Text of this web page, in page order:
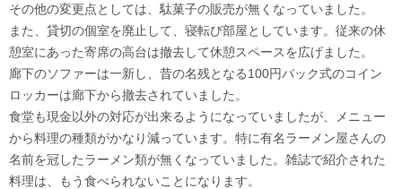
その他の変更点としては、駄菓子の販売が無くなっていました。
また、貸切の個室を廃止して、寝転び部屋としています。従来の休
憩室にあった寄席の高台は撤去して休憩スペースを広げました。
廊下のソファーは一新し、昔の名残となる100円バック式のコイン
ロッカーは廊下から撤去されていました。
食堂も現金以外の対応が出来るようになっていましたが、メニュー
から料理の種類がかなり減っています。特に有名ラーメン屋さんの
名前を冠したラーメン類が無くなっていました。雑誌で紹介された
料理は、もう食べられないことになります。